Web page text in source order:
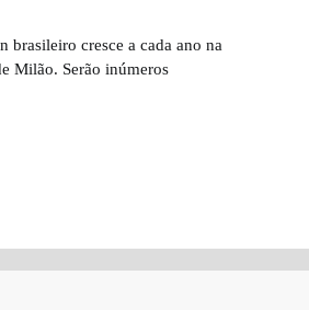
brasileiro cresce a cada ano na
Milão. Serão inúmeros